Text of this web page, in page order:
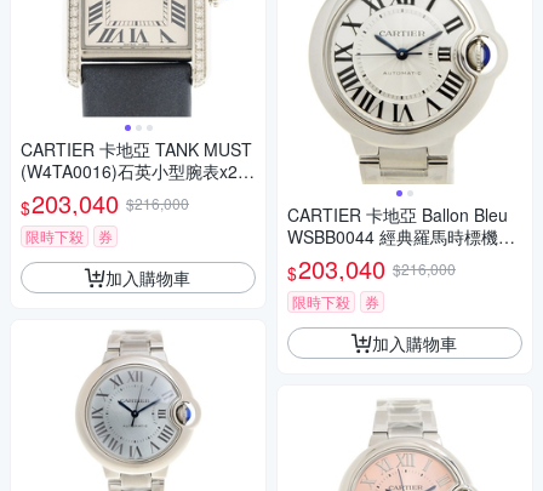
CARTIER 卡地亞 TANK MUST
(W4TA0016)石英小型腕表x27
mm x 22mm
$203,040 $216,000
限時下殺
券
加入購物車
CARTIER 卡地亞 Ballon Bleu
WSBB0044 經典羅馬時標機械
鍊帶款x33mm
$203,040 $216,000
限時下殺
券
加入購物車